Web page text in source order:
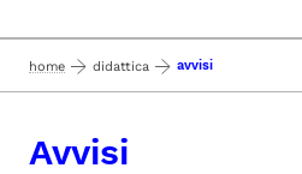
home didattica avvisi
Avvisi